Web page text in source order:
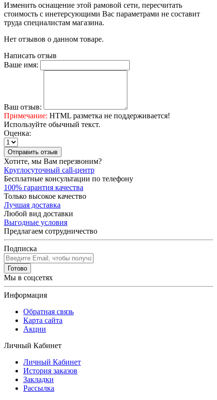
Изменить оснащение этой рамовой сети, пересчитать
стоимость с инетерсующими Вас параметрами не составит
труда специалистам магазина.
Нет отзывов о данном товаре.
Написать отзыв
Ваше имя:
Ваш отзыв:
Примечание: HTML разметка не поддерживается!
Используйте обычный текст.
Оценка:
Отправить отзыв
Хотите, мы Вам перезвоним?
Круглосуточный call-центр
Бесплатные консультации по телефону
100% гарантия качества
Только высокое качество
Лучшая доставка
Любой вид доставки
Выгодные условия
Предлагаем сотрудничество
Подписка
Готово
Мы в соцсетях
Информация
Обратная связь
Карта сайта
Акции
Личный Кабинет
Личный Кабинет
История заказов
Закладки
Рассылка